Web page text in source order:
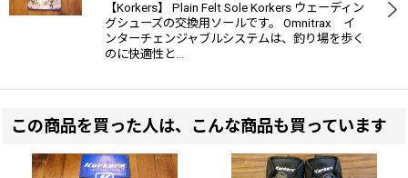
【Korkers】 Plain Felt Sole Korkers ウェーディン
グシューズの交換用ソールです。 Omnitrax イ
ンターチェンジャブルシステムは、釣り場を歩く
のに快適性と…
この商品を買った人は、こんな商品も買っています